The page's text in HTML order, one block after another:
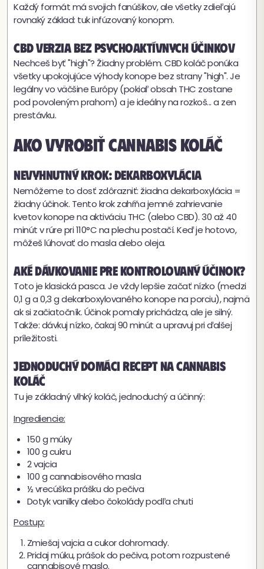
Každý formát má svojich fanúšikov, ale všetky zdieľajú
rovnaký základ: tuk infúzovaný konopm.
CBD verzia bez psychoaktívnych účinkov
Nechceš byť "high"? Žiadny problém. CBD koláč ponúka
všetky upokojujúce výhody konope bez strany "high". Je
legálny vo väčšine Európy (pokiaľ obsah THC zostane
pod povoleným prahom) a je ideálny na rozkoš... a zen
prestávku.
Ako vyrobiť cannabis koláč
Nevyhnutný krok: dekarboxylácia
Nemôžeme to dosť zdôrazniť: žiadna dekarboxylácia =
žiadny účinok. Tento krok zahŕňa jemné zahrievanie
kvetov konope na aktiváciu THC (alebo CBD). 30 až 40
minút v rúre pri 110°C na plechu postačí. Keď je hotovo,
môžeš lúhovať do masla alebo oleja.
Aké dávkovanie pre kontrolovaný účinok?
Toto je klasická pasca. Je vždy lepšie začať nízko (medzi
0,1 g a 0,3 g dekarboxylovaného konope na porciu), najmä
ak si začiatočník. Účinok pomaly prichádza, ale je silný.
Takže: dávkuj nízko, čakaj 90 minút a upravuj pri ďalšej
príležitosti.
Jednoduchý domáci recept na cannabis
koláč
Tu je základný vlhký koláč, jednoduchý a účinný:
Ingrediencie:
150 g múky
100 g cukru
2 vajcia
100 g cannabisového masla
½ vrecúška prášku do pečiva
Dotyk vanilky alebo čokolády podľa chuti
Postup:
Zmiešaj vajcia a cukor dohromady.
Pridaj múku, prášok do pečiva, potom rozpustené
cannabisové maslo.